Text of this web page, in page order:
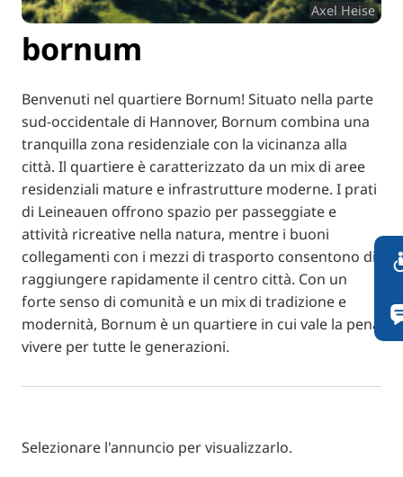
Axel Heise
bornum
Benvenuti nel quartiere Bornum! Situato nella parte
sud-occidentale di Hannover, Bornum combina una
tranquilla zona residenziale con la vicinanza alla
città. Il quartiere è caratterizzato da un mix di aree
residenziali mature e infrastrutture moderne. I prati
di Leineauen offrono spazio per passeggiate e
attività ricreative nella natura, mentre i buoni
collegamenti con i mezzi di trasporto consentono di
raggiungere rapidamente il centro città. Con un
forte senso di comunità e un mix di tradizione e
modernità, Bornum è un quartiere in cui vale la pena
vivere per tutte le generazioni.
Selezionare l'annuncio per visualizzarlo.